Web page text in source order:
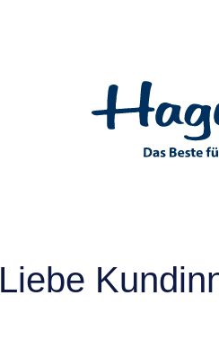
Liebe